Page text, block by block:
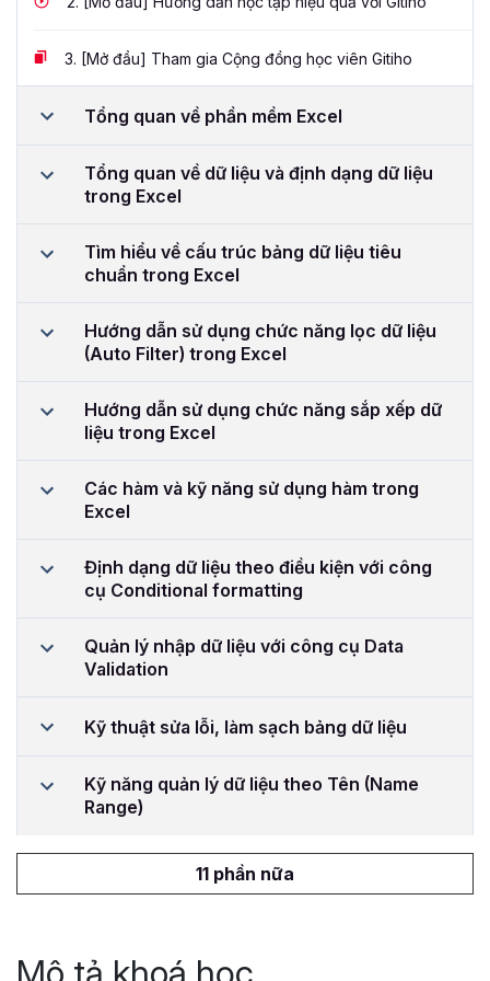
3. [Mở đầu] Tham gia Cộng đồng học viên Gitiho
Tổng quan về phần mềm Excel
Tổng quan về dữ liệu và định dạng dữ liệu
trong Excel
Tìm hiểu về cấu trúc bảng dữ liệu tiêu
chuẩn trong Excel
Hướng dẫn sử dụng chức năng lọc dữ liệu
(Auto Filter) trong Excel
Hướng dẫn sử dụng chức năng sắp xếp dữ
liệu trong Excel
Các hàm và kỹ năng sử dụng hàm trong
Excel
Định dạng dữ liệu theo điều kiện với công
cụ Conditional formatting
Quản lý nhập dữ liệu với công cụ Data
Validation
Kỹ thuật sửa lỗi, làm sạch bảng dữ liệu
Kỹ năng quản lý dữ liệu theo Tên (Name
Range)
11 phần nữa